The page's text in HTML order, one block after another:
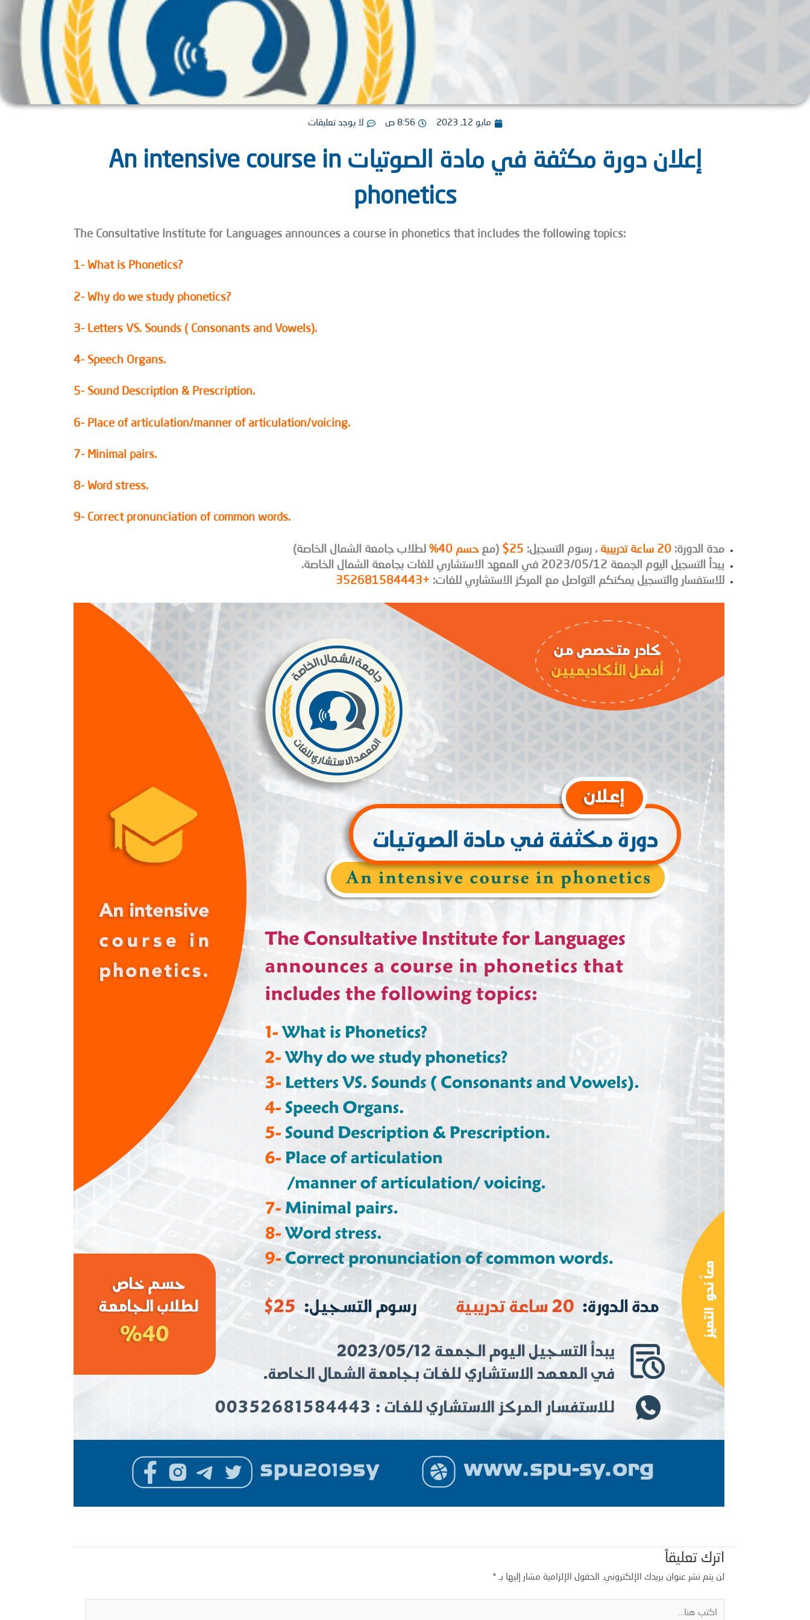
مايو 12, 2023 8:56 ص لا يوجد تعليقات
إعلان دورة مكثفة في مادة الصوتيات An intensive course in
phonetics
The Consultative Institute for Languages announces a course in phonetics that includes the following topics:
1- What is Phonetics?
2- Why do we study phonetics?
3- Letters VS. Sounds ( Consonants and Vowels).
4- Speech Organs.
5- Sound Description & Prescription.
6- Place of articulation/manner of articulation/voicing.
7- Minimal pairs.
8- Word stress.
9- Correct pronunciation of common words.
مدة الدورة: 20 ساعة تدريبية ، رسوم التسجيل: 25$ (معحسم 40%
لطلاب جامعة الشمال الخاصة)
يبدأ التسجيل اليوم الجمعة 2023/05/12 في المعهد الاستشاري للغات بجامعة الشمال الخاصة.
للاستفسار والتسجيل يمكنكم التواصل مع المركز الاستشاري للغات: +352681584443
اترك تعليقاً
لن يتم نشر عنوان بريدك الإلكتروني. الحقول الإلزامية مشار إليها بـ *